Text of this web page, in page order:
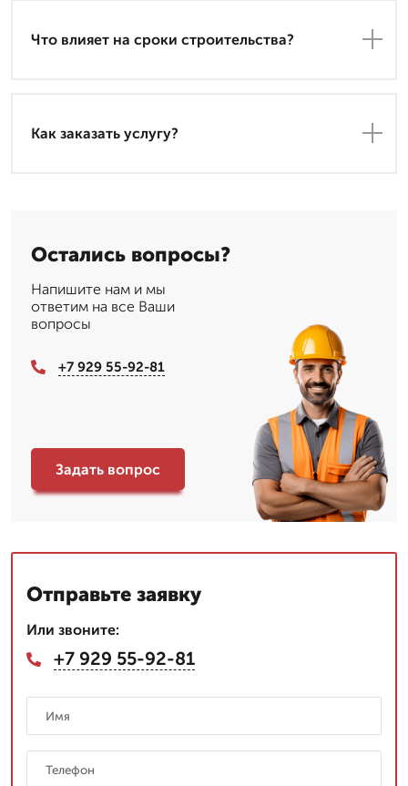
Что влияет на сроки строительства?
Как заказать услугу?
Остались вопросы?
Напишите нам и мы
ответим на все Ваши
вопросы
+7 929 55-92-81
Задать вопрос
Отправьте заявку
Или звоните:
+7 929 55-92-81